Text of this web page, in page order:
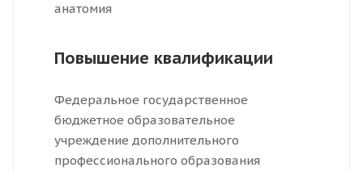
анатомия
Повышение квалификации
Федеральное государственное
бюджетное образовательное
учреждение дополнительного
профессионального образования